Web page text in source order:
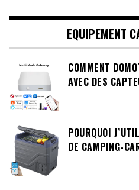
EQUIPEMENT
COMMENT
AVEC DES
POURQUOI
DE CAMPING-